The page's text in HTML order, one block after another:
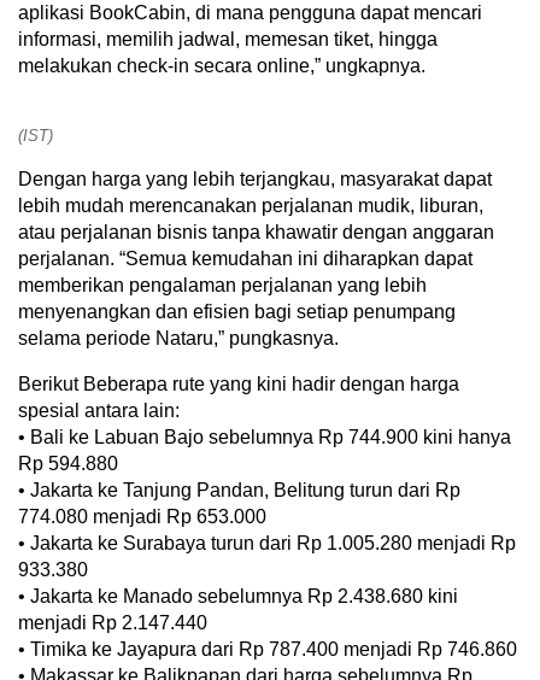
aplikasi BookCabin, di mana pengguna dapat mencari
informasi, memilih jadwal, memesan tiket, hingga
melakukan check-in secara online,” ungkapnya.
(IST)
Dengan harga yang lebih terjangkau, masyarakat dapat
lebih mudah merencanakan perjalanan mudik, liburan,
atau perjalanan bisnis tanpa khawatir dengan anggaran
perjalanan. “Semua kemudahan ini diharapkan dapat
memberikan pengalaman perjalanan yang lebih
menyenangkan dan efisien bagi setiap penumpang
selama periode Nataru,” pungkasnya.
Berikut Beberapa rute yang kini hadir dengan harga
spesial antara lain:
• Bali ke Labuan Bajo sebelumnya Rp 744.900 kini hanya
Rp 594.880
• Jakarta ke Tanjung Pandan, Belitung turun dari Rp
774.080 menjadi Rp 653.000
• Jakarta ke Surabaya turun dari Rp 1.005.280 menjadi Rp
933.380
• Jakarta ke Manado sebelumnya Rp 2.438.680 kini
menjadi Rp 2.147.440
• Timika ke Jayapura dari Rp 787.400 menjadi Rp 746.860
• Makassar ke Balikpapan dari harga sebelumnya Rp